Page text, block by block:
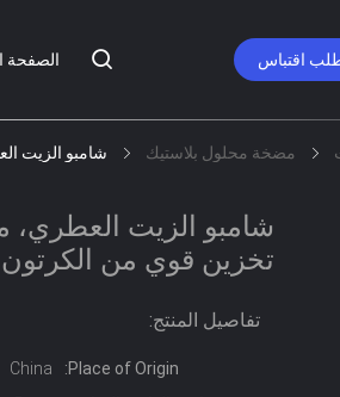
الصفحة اقتباس
مضخة محلول بلاستيك شامبو الزيت
شامبو الزيت العطري،
تخزين قوي من الكرتون
تفاصيل المنتج:
Place of Origin:
China